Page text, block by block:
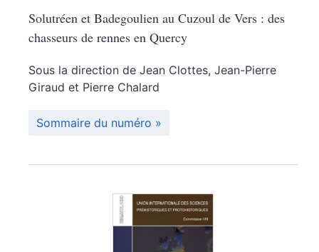
Solutréen et Badegoulien au Cuzoul de Vers : des
chasseurs de rennes en Quercy
Sous la direction de Jean Clottes, Jean-Pierre
Giraud et Pierre Chalard
Sommaire du numéro